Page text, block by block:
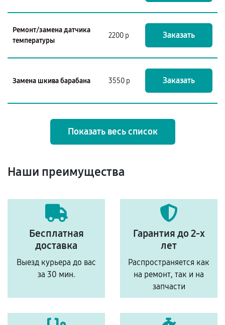
Ремонт/замена датчика
температуры
2200 р Заказать
Замена шкива барабана 3550 р Заказать
Показать весь список
Наши преимущества
Бесплатная
доставка
Выезд курьера до вас
за 30 мин.
Гарантия до 2-х
лет
Распространяется как
на ремонт, так и на
запчасти